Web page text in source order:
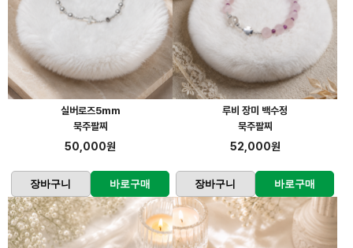
실버로즈5mm
묵주팔찌
50,000원
장바구니 바로구매
루비 장미 백수정
묵주팔찌
52,000원
장바구니 바로구매